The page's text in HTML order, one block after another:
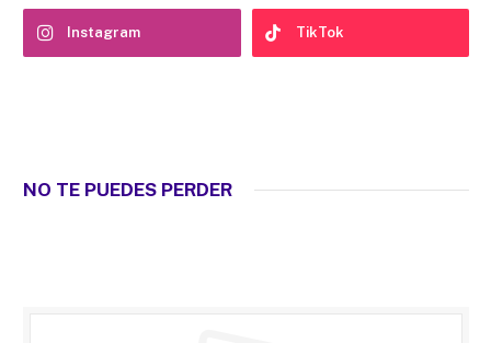
Instagram TikTok
NO TE PUEDES PERDER